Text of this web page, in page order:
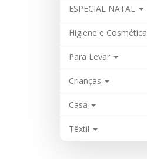
ESPECIAL NATAL
Higiene e Cosmética
Para Levar
Crianças
Casa
Têxtil